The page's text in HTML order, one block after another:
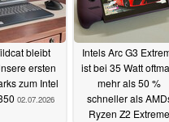
bleibt
ersten
zum Intel
02.07.2026
Intels Arc G3
ist bei 35 Watt
mehr als 50 %
schneller als
Ryzen Z2 Extreme